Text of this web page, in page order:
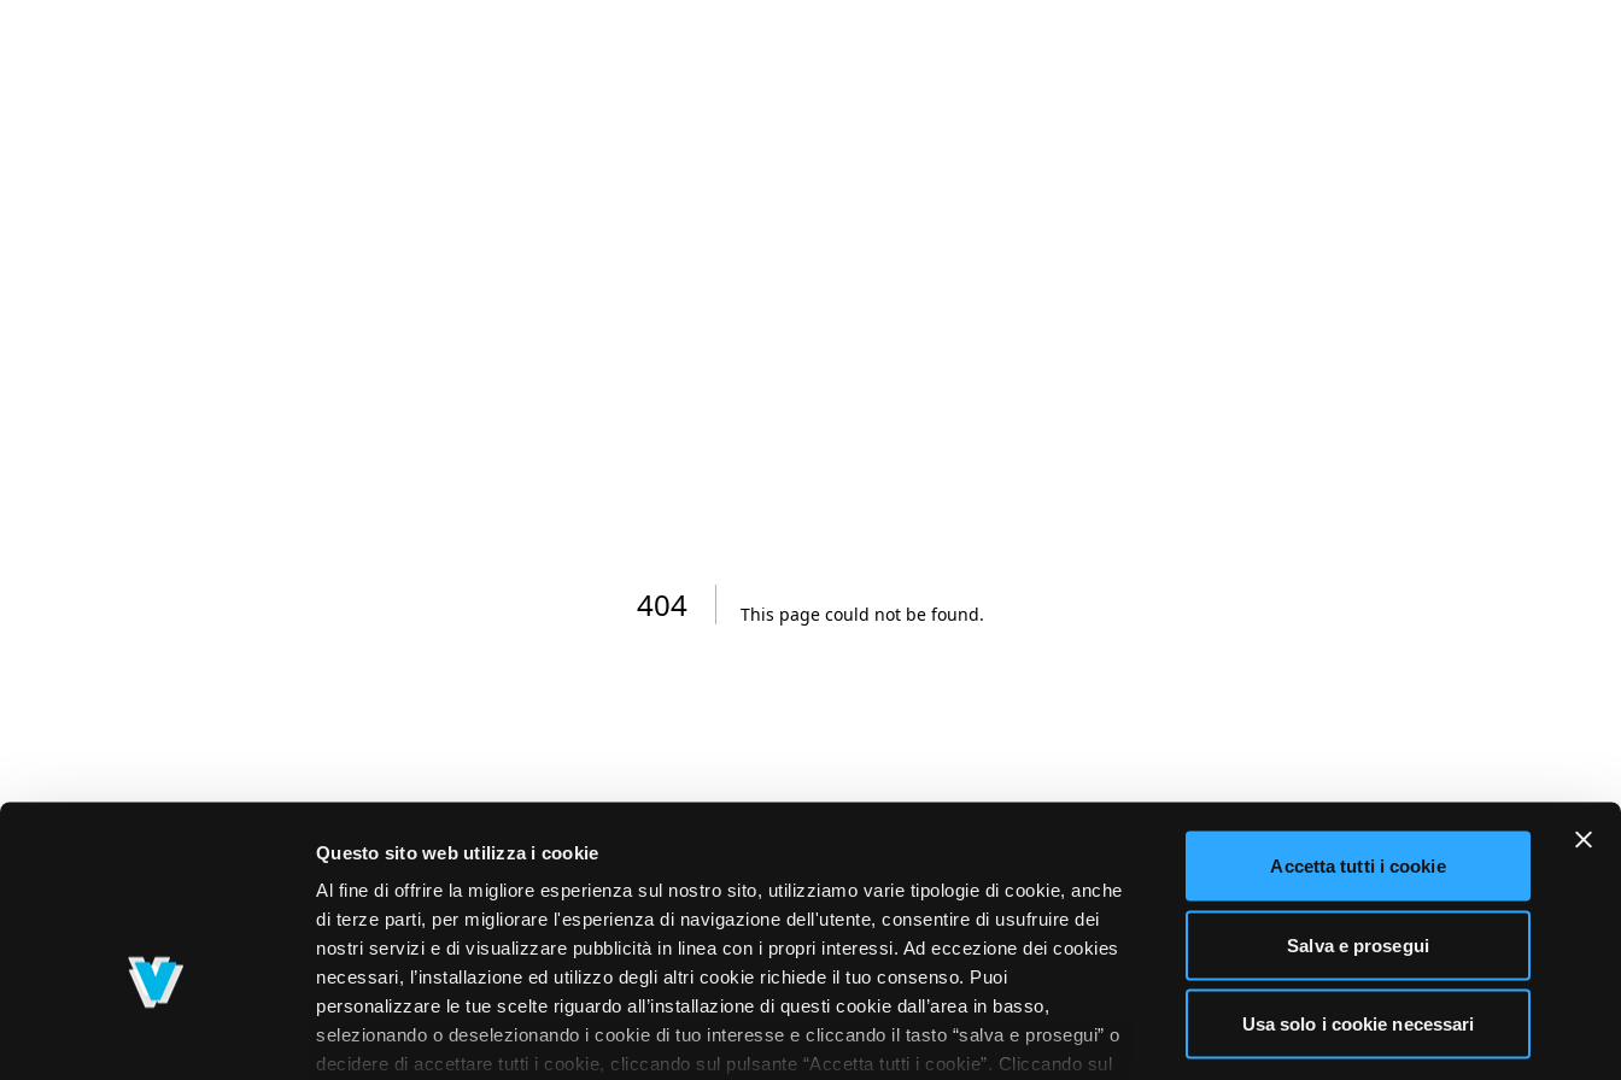
Questo sito web utilizza i cookie
Al fine di offrire la migliore esperienza sul nostro sito, utilizziamo varie tipologie di cookie, anche
di terze parti, per migliorare l'esperienza di navigazione dell'utente, consentire di usufruire dei
nostri servizi e di visualizzare pubblicità in linea con i propri interessi. Ad eccezione dei cookies
necessari, l’installazione ed utilizzo degli altri cookie richiede il tuo consenso. Puoi
personalizzare le tue scelte riguardo all’installazione di questi cookie dall’area in basso,
selezionando o deselezionando i cookie di tuo interesse e cliccando il tasto “salva e prosegui” o
decidere di accettare tutti i cookie, cliccando sul pulsante “Accetta tutti i cookie”. Cliccando sul
Accetta tutti i cookie
Salva e prosegui
Usa solo i cookie necessari
404 This page could not be found.